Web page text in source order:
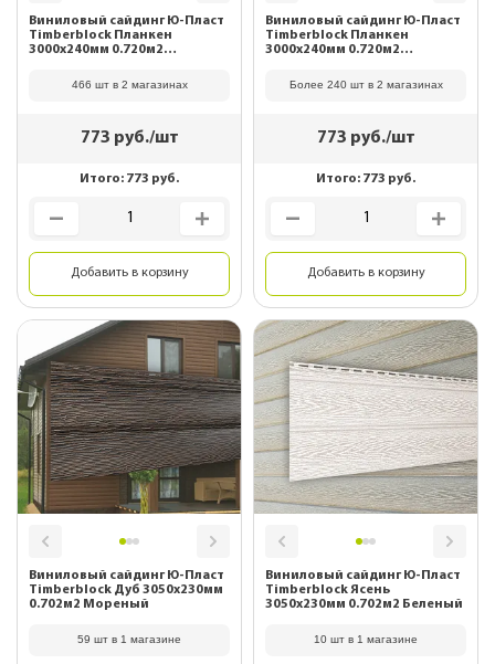
Виниловый сайдинг Ю-Пласт
Timberblock Планкен
3000х240мм 0.720м2
466 шт в 2 магазинах
773 руб./шт
Итого: 773 руб.
Добавить в корзину
Виниловый сайдинг Ю-Пласт
Timberblock Планкен
3000х240мм 0.720м2
Более 240 шт в 2 магазинах
773 руб./шт
Итого: 773 руб.
Добавить в корзину
Виниловый сайдинг Ю-Пласт
Timberblock Дуб 3050х230мм
0.702м2 Мореный
59 шт в 1 магазине
Виниловый сайдинг Ю-Пласт
Timberblock Ясень
3050х230мм 0.702м2 Беленый
10 шт в 1 магазине